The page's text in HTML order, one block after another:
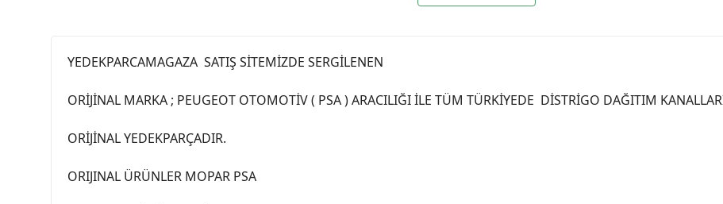
YEDEKPARCAMAGAZA SATIŞ SİTEMİZDE SERGİLENEN
ORİJİNAL MARKA ; PEUGEOT OTOMOTİV ( PSA ) ARACILIĞI İLE TÜM TÜRKİYEDE DİSTRİGO DAĞITIM
ORİJİNAL YEDEKPARÇADIR.
ORIJINAL ÜRÜNLER MOPAR PSA